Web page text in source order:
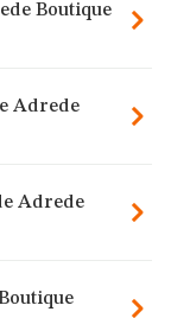
Boutique
Adrede
Adrede